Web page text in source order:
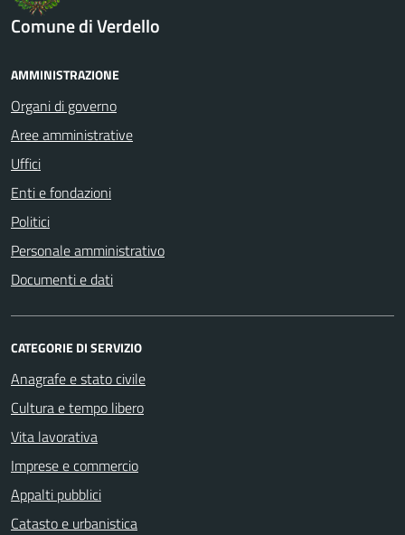
Comune di Verdello
AMMINISTRAZIONE
Organi di governo
Aree amministrative
Uffici
Enti e fondazioni
Politici
Personale amministrativo
Documenti e dati
CATEGORIE DI SERVIZIO
Anagrafe e stato civile
Cultura e tempo libero
Vita lavorativa
Imprese e commercio
Appalti pubblici
Catasto e urbanistica